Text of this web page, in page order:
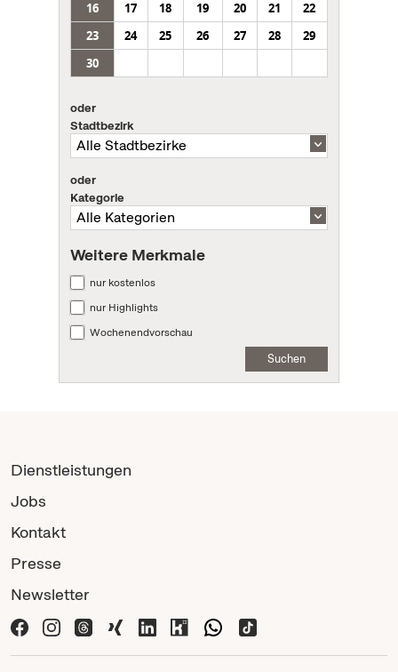
16
17 18 19 20 21
22
23
24 25 26 27 28
29
30
oder
Stadtbezirk
oder
Kategorie
Weitere Merkmale
nur kostenlos
nur Highlights
Wochenendvorschau
Suchen
Dienstleistungen
Jobs
Kontakt
Presse
Newsletter